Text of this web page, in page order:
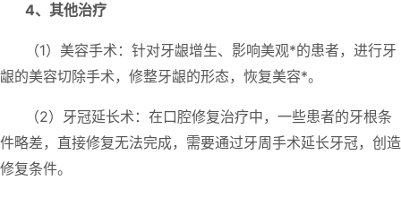
4、其他治疗
（1）美容手术：针对牙龈增生、影响美观*的患者，进行牙
龈的美容切除手术，修整牙龈的形态，恢复美容*。
（2）牙冠延长术：在口腔修复治疗中，一些患者的牙根条
件略差，直接修复无法完成，需要通过牙周手术延长牙冠，创造
修复条件。